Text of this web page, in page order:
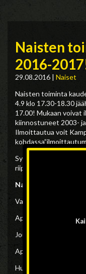
Naisten
2016-
29.08.2016 | Naiset
Naisten toiminta
4.9 klo 17.30-18.30
17.00! Mukaan voivat
kiinnostuneet 2003-
Ilmoittautua voit
Syys-/lokakuun
riippuen
Naisten joukkueen
Valmentaja: Aki
Apuvalmentaja: Jukka
Joukkueenjohtaja/
Huoltaja: Paikka